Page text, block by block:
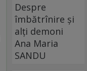
Despre
îmbătrînire și
alți demoni
Ana Maria
SANDU